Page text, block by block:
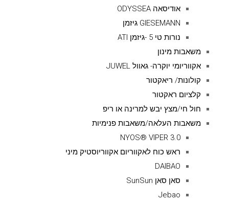
אודיסאה ODYSSEA
GIESEMANN גיזמן
נורות טי 5 -גיזמן ATI
משאבות מינון
אקווריומי יוקרה- גאוול JUWEL
קולונות/ ריאקטור
קלציום ראקטור
חול חי/מצץ יבש למרינה או ריפ
משאבות העלאה/משאבות פנימיות
NYOS® VIPER 3.0
ראש כוח לאקווריום אקווריוסטיק מיני
DAIBAO
סאן סאן SunSun
Jebao